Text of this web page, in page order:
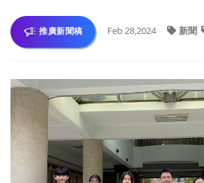
推廣新聞稿 Feb 28,2024 新聞